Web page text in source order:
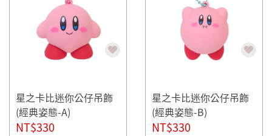
星之卡比迷你公仔吊飾
(經典姿態-A)
NT$330
星之卡比迷你公仔吊飾
(經典姿態-B)
NT$330